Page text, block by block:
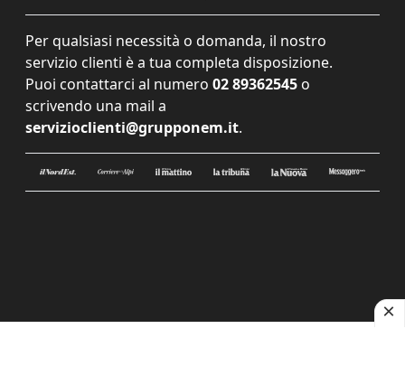
Per qualsiasi necessità o domanda, il nostro
servizio clienti è a tua completa disposizione.
Puoi contattarci al numero 02 89362545 o
scrivendo una mail a
servizioclienti@grupponem.it.